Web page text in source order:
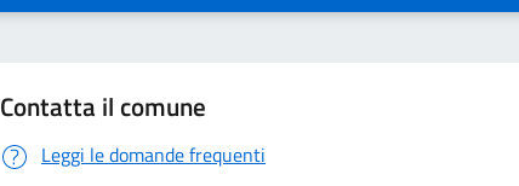
Contatta il comune
Leggi le domande frequenti